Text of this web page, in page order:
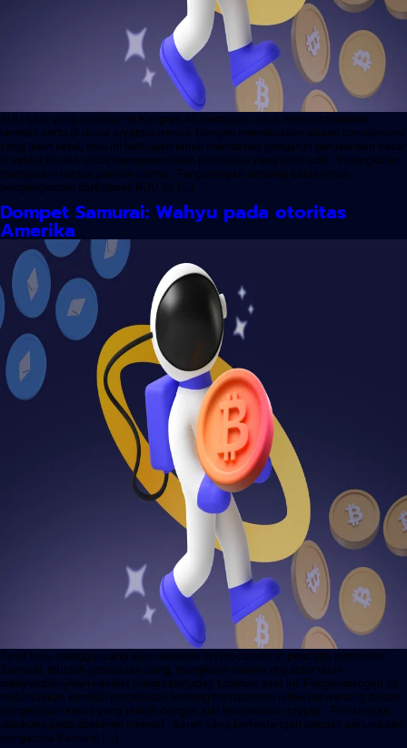
RUU baru yang disajikan di Kongres AS bertujuan untuk mendistribusikan
kembali kartu di dunia cryptocurrency. Dengan memaksakan aturan transparansi
yang lebih ketat, teks ini bertujuan untuk membatasi pengaruh perusahaan besar
di sektor ini dan untuk mempromosikan partisipasi yang lebih adil. Peningkatan
transparansi untuk pemain utama Pengurangan ambang batas untuk
pengungkapan partisipasi: RUU itu […]
Dompet Samurai: Wahyu pada otoritas
Amerika
Twist baru mengguncang alam semesta cryptocurrency: pencipta portofolio
Samurai, dituduh pencucian uang, mengklaim bahwa regulator telah
menyembunyikan nasihat hukum terhadap tuduhan saat ini. Pengembangan ini
meluncurkan kembali perdebatan tentang transparansi pihak berwenang dalam
pengelolaan kasus yang terkait dengan alat kerahasiaan crypto. Pertahanan
didukung pada dokumen internal Saran yang bertentangan dengan penuntutan:
pengacara Samurai […]